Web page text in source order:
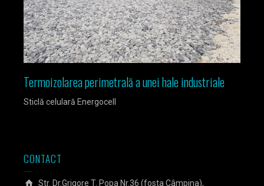
Termoizolarea perimetrală a unei hale industriale
Sticlă celulară Energocell
CONTACT
Str. Dr.Grigore T. Popa Nr.36 (fosta Câmpina),